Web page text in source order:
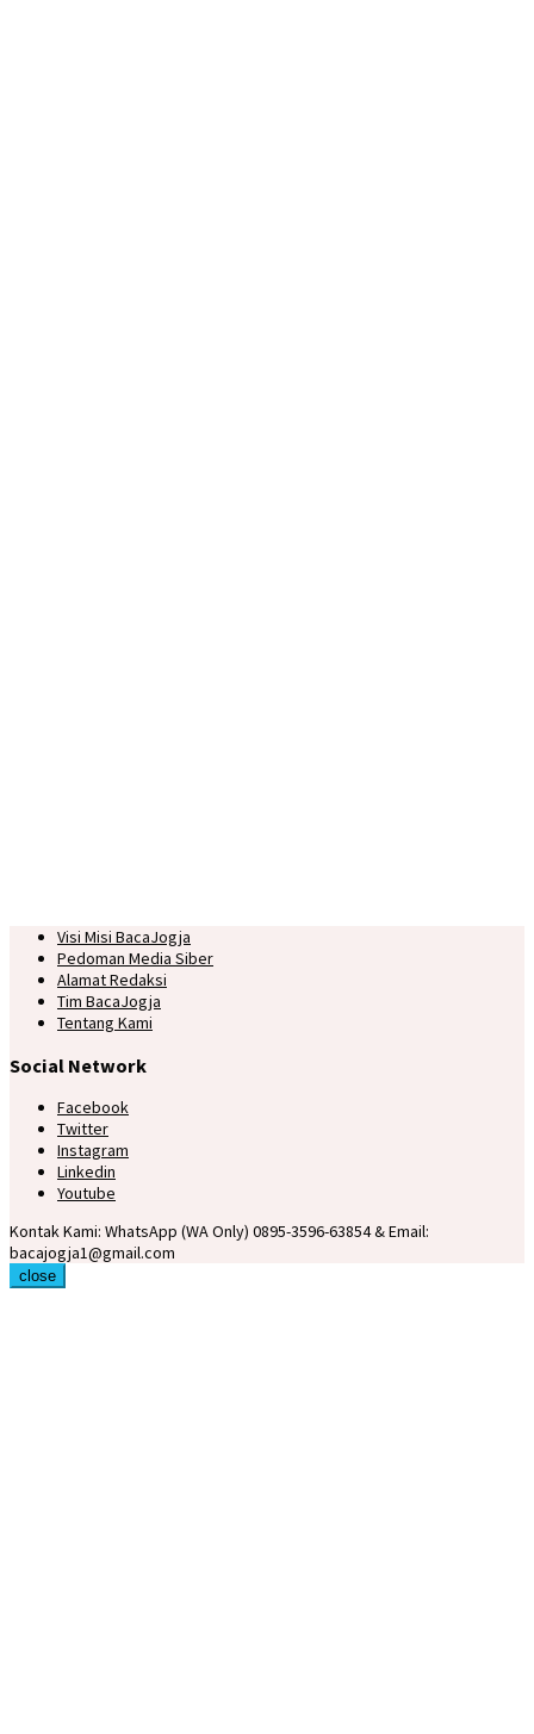
Visi Misi BacaJogja
Pedoman Media Siber
Alamat Redaksi
Tim BacaJogja
Tentang Kami
Social Network
Facebook
Twitter
Instagram
Linkedin
Youtube
Kontak Kami: WhatsApp (WA Only) 0895-3596-63854 & Email:
bacajogja1@gmail.com
close